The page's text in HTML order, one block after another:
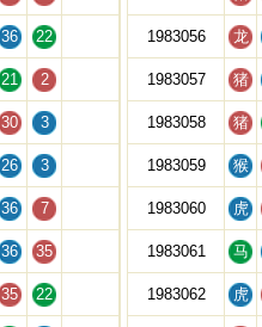
36 22
21 2
30 3
26 3
36 7
36 35
35 22
1983056 龙
1983057 猪
1983058 猪
1983059 猴
1983060 虎
1983061 马
1983062 虎